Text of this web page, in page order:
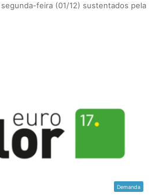
feira (01/12) sustentados pela
Demanda